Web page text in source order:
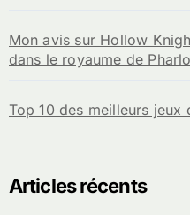
Mon avis sur Hollow
dans le royaume de
Top 10 des meilleurs
Articles récents